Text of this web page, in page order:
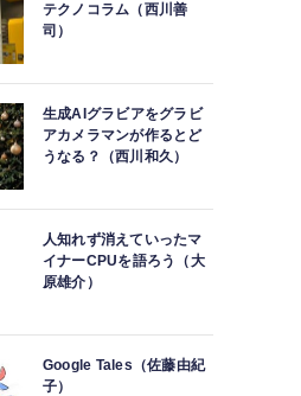
テクノコラム（西川善
司）
生成AIグラビアをグラビ
アカメラマンが作るとど
うなる？（西川和久）
人知れず消えていったマ
イナーCPUを語ろう（大
原雄介）
Google Tales（佐藤由紀
子）